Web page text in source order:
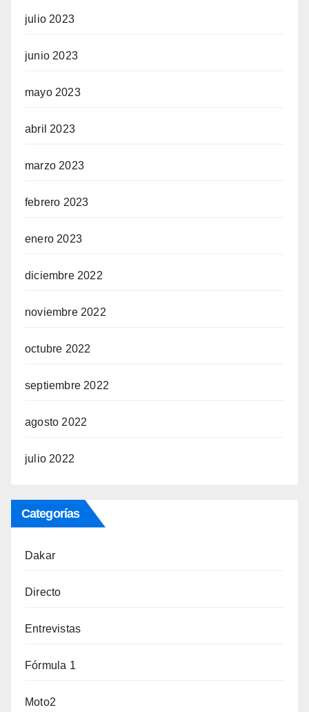
julio 2023
junio 2023
mayo 2023
abril 2023
marzo 2023
febrero 2023
enero 2023
diciembre 2022
noviembre 2022
octubre 2022
septiembre 2022
agosto 2022
julio 2022
Categorías
Dakar
Directo
Entrevistas
Fórmula 1
Moto2